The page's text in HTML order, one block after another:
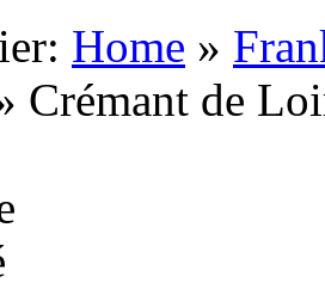
Home »
Crémant de